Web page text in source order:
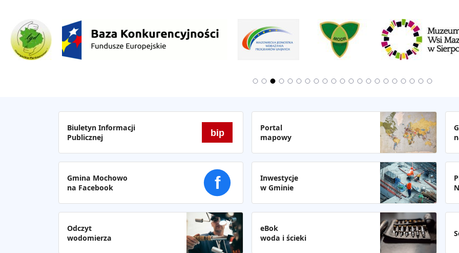
Biuletyn Informacji
Publicznej
bip
Portal
mapowy
Gmina Mochowo
na Facebook
f
Inwestycje
w Gminie
Odczyt
wodomierza
eBok
woda i ścieki